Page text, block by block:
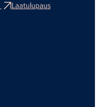
Laatulupaus